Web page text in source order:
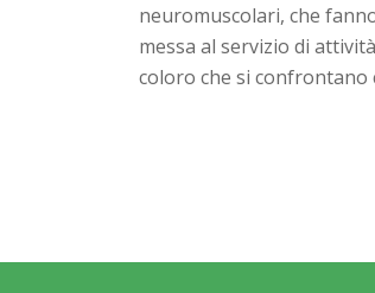
neuromuscolari, che
messa al servizio di
coloro che si confrontano